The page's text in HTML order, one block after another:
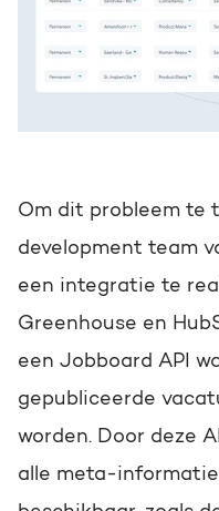
Om dit probleem te
development team
een integratie te
Greenhouse en
een Jobboard API
gepubliceerde
worden. Door deze
alle meta-